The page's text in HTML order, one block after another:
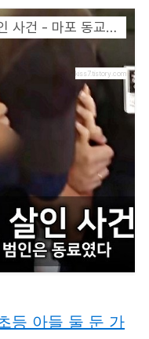
마포 오피스텔 살인 사건 - 마포 동교동 살인 사건의 범인은 동료였다
kiss7.tistory.com
등 아들 둘 둔 가